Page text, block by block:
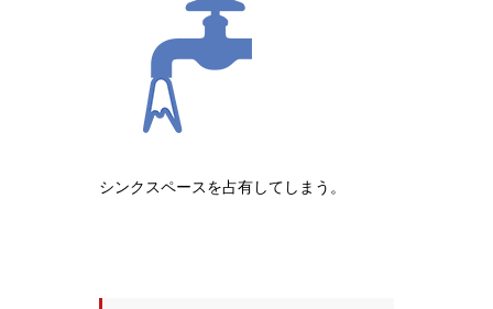
シンクスペースを占有してしまう。